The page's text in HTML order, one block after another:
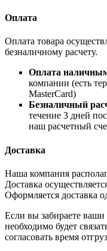
Оплата
Оплата товара
безналичному расчету.
Оплата
компании (есть
MasterCard)
Безналичный
течение 3 дней
наш расчетный
Доставка
Наша компания
Доставка
Оформляется доставка
Если вы забираете ваши
необходимо будет
согласовать время